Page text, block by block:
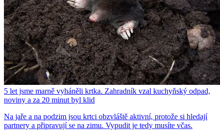
5 let jsme marně vyháněli krtka. Zahradník vzal kuchyňský odpad,
noviny a za 20 minut byl klid
Na jaře a na podzim jsou krtci obzvláště aktivní, protože si hledají
partnery a připravují se na zimu. Vypudit je tedy musíte včas.